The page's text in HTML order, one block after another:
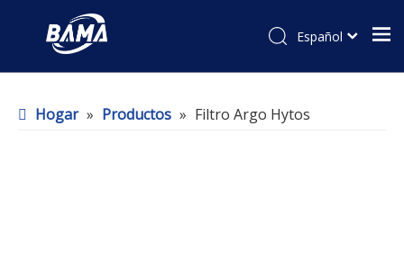
Español
Hogar » Productos » Filtro Argo Hytos